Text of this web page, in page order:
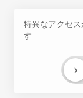
特異なアクセ
す
›